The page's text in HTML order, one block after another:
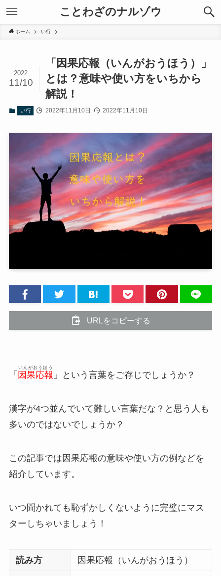
ことわざのナルゾウ
ホーム い行
「因果応報（いんがおうほう）」
とは？意味や使い方をいちから
解説！
2022
11/10
い行 2022年11月10日 2022年11月10日
URLをコピーする
「 因果応報
いんがおうほう
」という言葉をご存じでしょうか？
漢字が4つ並んでいて難しい言葉だな？と思う人も
多いのではないでしょうか？
この記事では因果応報の意味や使い方の例などを
紹介しています。
いつ聞かれても恥ずかしくないように完璧にマス
ターしちゃいましょう！
読み方 因果応報（いんがおうほう）